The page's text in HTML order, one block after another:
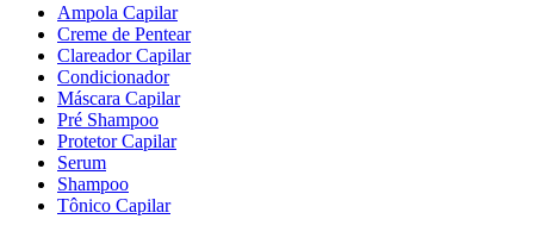
Ampola Capilar
Creme de Pentear
Clareador Capilar
Condicionador
Máscara Capilar
Pré Shampoo
Protetor Capilar
Serum
Shampoo
Tônico Capilar